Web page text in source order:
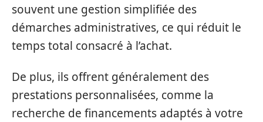
souvent une gestion simplifiée des
démarches administratives, ce qui réduit le
temps total consacré à l’achat.
De plus, ils offrent généralement des
prestations personnalisées, comme la
recherche de financements adaptés à votre